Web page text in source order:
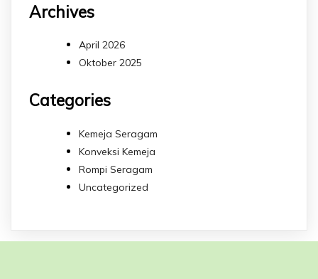
Archives
April 2026
Oktober 2025
Categories
Kemeja Seragam
Konveksi Kemeja
Rompi Seragam
Uncategorized